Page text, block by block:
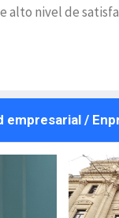
alto nivel de
empresarial /